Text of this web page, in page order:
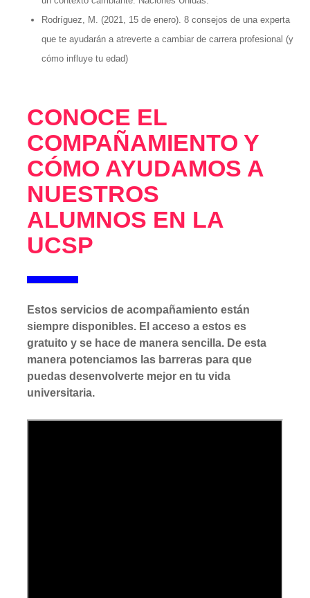
Rodríguez, M. (2021, 15 de enero). 8 consejos de una experta
que te ayudarán a atreverte a cambiar de carrera profesional (y
cómo influye tu edad)
CONOCE EL
COMPAÑAMIENTO Y
CÓMO AYUDAMOS A
NUESTROS
ALUMNOS EN LA
UCSP
Estos servicios de acompañamiento están
siempre disponibles. El acceso a estos es
gratuito y se hace de manera sencilla. De esta
manera potenciamos las barreras para que
puedas desenvolverte mejor en tu vida
universitaria.